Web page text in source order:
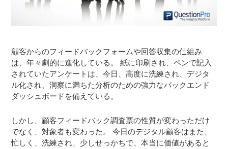
顧客からのフィードバックフォームや回答収集の仕組み
は、年々劇的に進化している。 紙に印刷され、ペンで記入
されていたアンケートは、今日、高度に洗練され、デジタ
ル化され、洞察に満ちた分析のための強力なバックエンド
ダッシュボードを備えている。
しかし、顧客フィードバック調査票の性質が変わっただけ
でなく、対象者も変わった。 今日のデジタル顧客はまた、
忙しく、洗練され、少しせっかちで、本当に価値があると